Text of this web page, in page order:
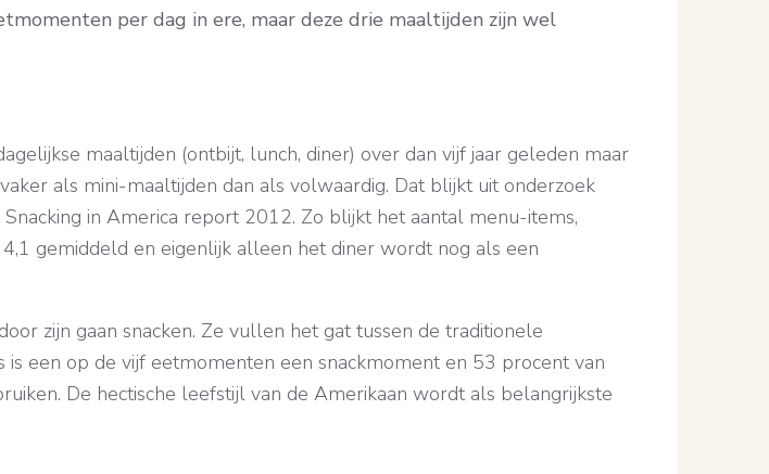
per dag in ere, maar deze drie maaltijden zijn wel
maaltijden (ontbijt, lunch, diner) over dan vijf jaar geleden maar
als mini-maaltijden dan als volwaardig. Dat blijkt uit onderzoek
in America report 2012. Zo blijkt het aantal menu-items,
gemiddeld en eigenlijk alleen het diner wordt nog als een
zijn gaan snacken. Ze vullen het gat tussen de traditionele
een op de vijf eetmomenten een snackmoment en 53 procent van
De hectische leefstijl van de Amerikaan wordt als belangrijkste